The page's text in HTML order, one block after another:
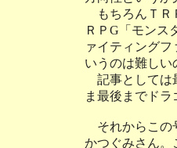
もちろんＴＲ
ＲＰG「モンス
ァイティング
いうのは難しい
記事としては
ま最後までド
それからこの
かつぐみさん。